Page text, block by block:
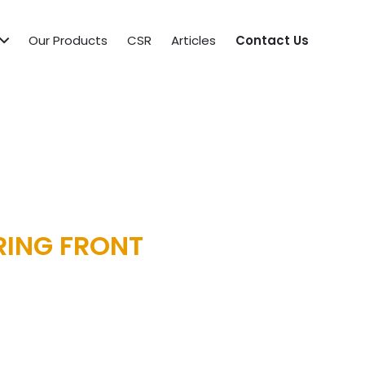
Our Products CSR Articles Contact Us
FRONT